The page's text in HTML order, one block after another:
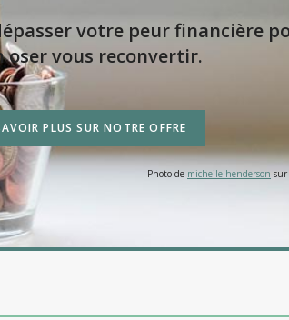
votre peur financière
oser vous reconvertir.
PLUS SUR NOTRE OFFRE
Photo de micheile henderson sur